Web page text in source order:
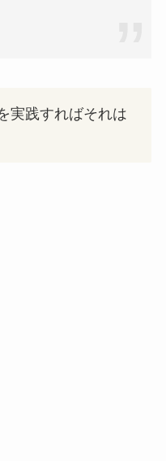
実践すればそれは